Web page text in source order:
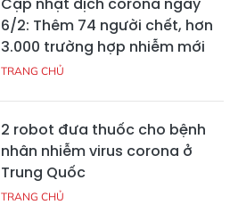
Cập nhật dịch corona ngày
6/2: Thêm 74 người chết, hơn
3.000 trường hợp nhiễm mới
TRANG CHỦ
2 robot đưa thuốc cho bệnh
nhân nhiễm virus corona ở
Trung Quốc
TRANG CHỦ